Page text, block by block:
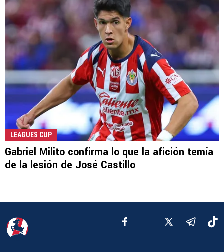
LEAGUES CUP
Gabriel Milito confirma lo que la afición temía
de la lesión de José Castillo